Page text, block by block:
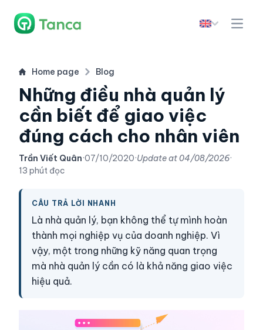
Home page Blog
Những điều nhà quản lý
cần biết để giao việc
đúng cách cho nhân viên
Trần Viết Quân·07/10/2020·Update at04/08/2026·
13 phút đọc
CÂU TRẢ LỜI NHANH
Là nhà quản lý, bạn không thể tự mình hoàn
thành mọi nghiệp vụ của doanh nghiệp. Vì
vậy, một trong những kỹ năng quan trọng
mà nhà quản lý cần có là khả năng giao việc
hiệu quả.